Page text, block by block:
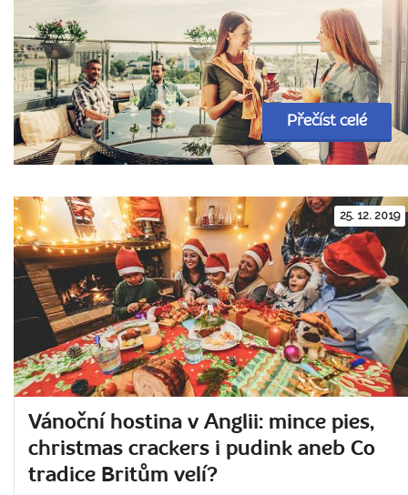
Přečíst celé
25. 12. 2019
Vánoční hostina v Anglii: mince pies,
christmas crackers i pudink aneb Co
tradice Britům velí?